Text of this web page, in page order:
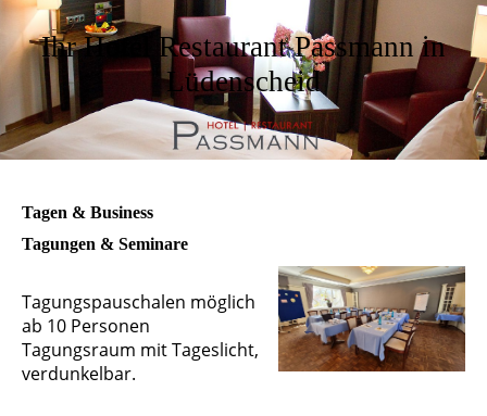
Ihr Hotel Restaurant Passmann in
Lüdenscheid
Tagen & Business
Tagungen & Seminare
Tagungspauschalen möglich
ab 10 Personen
Tagungsraum mit Tageslicht,
verdunkelbar.